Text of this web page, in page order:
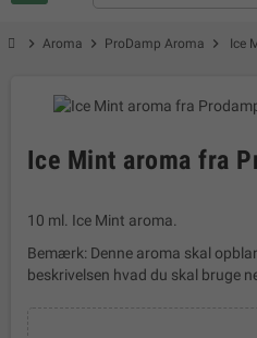
chevron_right Aroma chevron_right ProDamp Aroma chevron_right Ice
Ice Mint aroma fra
10 ml. Ice Mint aroma.
Bemærk: Denne aroma skal
beskrivelsen hvad du skal bruge